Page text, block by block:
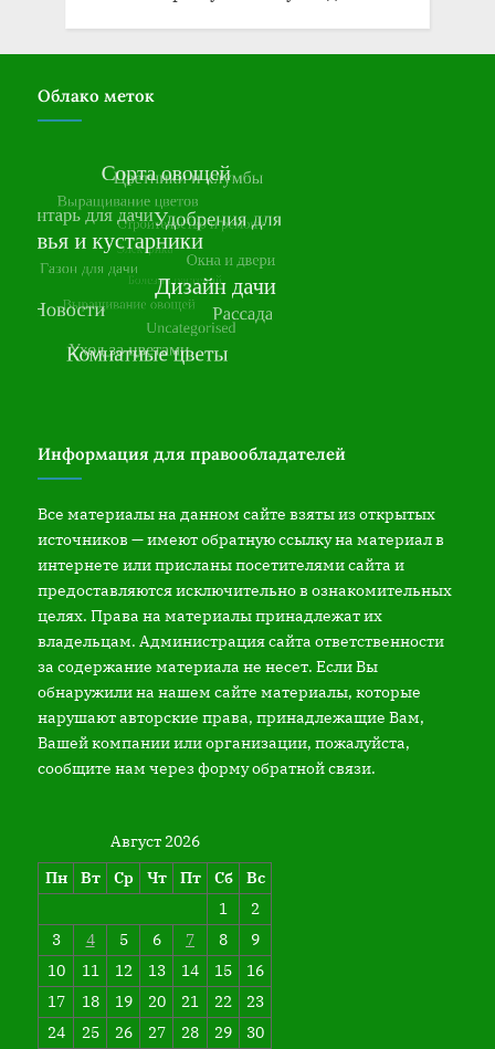
Облако меток
Информация для правообладателей
Все материалы на данном сайте взяты из открытых
источников — имеют обратную ссылку на материал в
интернете или присланы посетителями сайта и
предоставляются исключительно в ознакомительных
целях. Права на материалы принадлежат их
владельцам. Администрация сайта ответственности
за содержание материала не несет. Если Вы
обнаружили на нашем сайте материалы, которые
нарушают авторские права, принадлежащие Вам,
Вашей компании или организации, пожалуйста,
сообщите нам через форму обратной связи.
Август 2026
Пн
Вт Ср Чт Пт Сб
Вс
1
2
3
4 5 6 7 8
9
10
11 12 13 14 15
16
17
18 19 20 21 22
23
24
25 26 27 28 29 30